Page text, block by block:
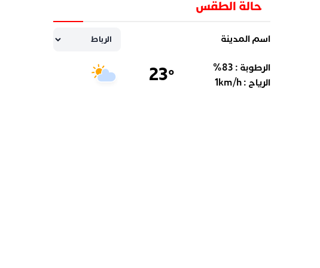
حالة الطقس
اسم المدينة
الرطوبة : 83
%
الرياح :
1km/h
23°